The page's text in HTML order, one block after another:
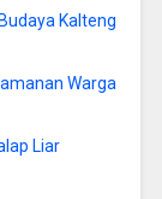
Kalteng
Warga
Liar